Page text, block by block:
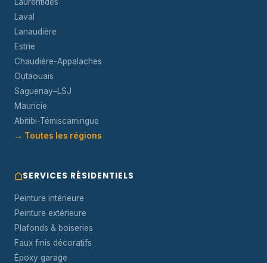
Laval
Lanaudière
Estrie
Chaudière-Appalaches
Outaouais
Saguenay–LSJ
Mauricie
Abitibi-Témiscamingue
→ Toutes les régions
SERVICES RÉSIDENTIELS
Peinture intérieure
Peinture extérieure
Plafonds & boiseries
Faux finis décoratifs
Époxy garage